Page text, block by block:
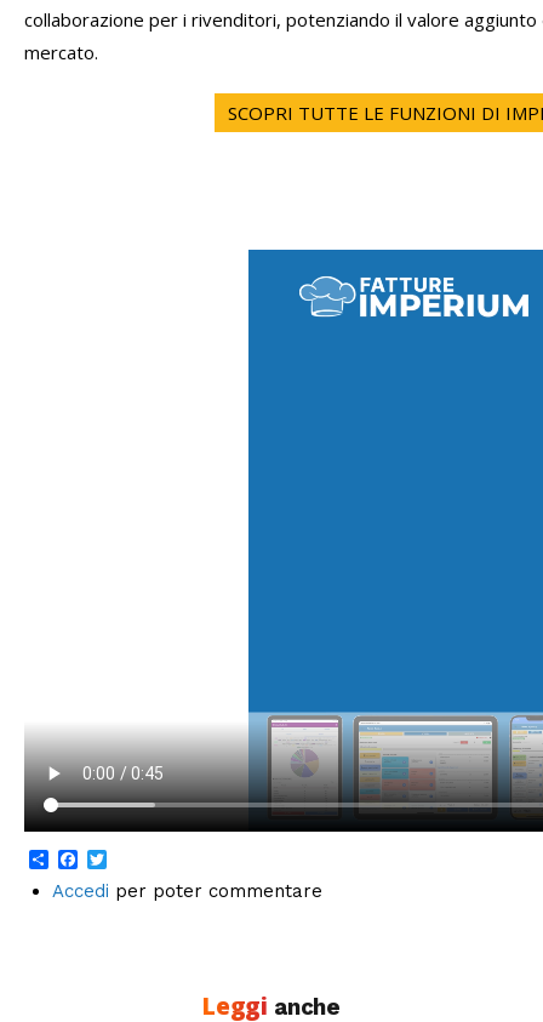
collaborazione per i rivenditori, potenziando il valore
mercato.
SCOPRI TUTTE LE FUNZIONI DI
ShareFacebook
Accedi per poter commentare
Leggi anche